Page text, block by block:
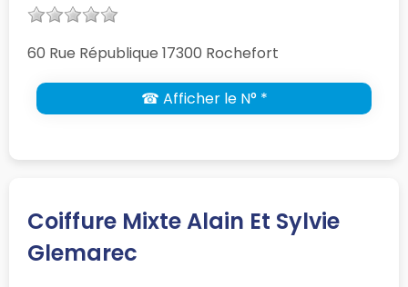
60 Rue République 17300 Rochefort
☎ Afficher le N° *
Coiffure Mixte Alain Et Sylvie
Glemarec